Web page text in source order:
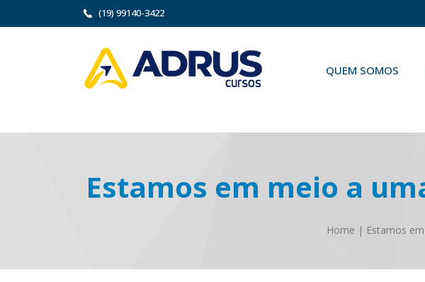
(19) 99140-3422
QUEM SOMOS
Estamos em meio a
Home | Estamos